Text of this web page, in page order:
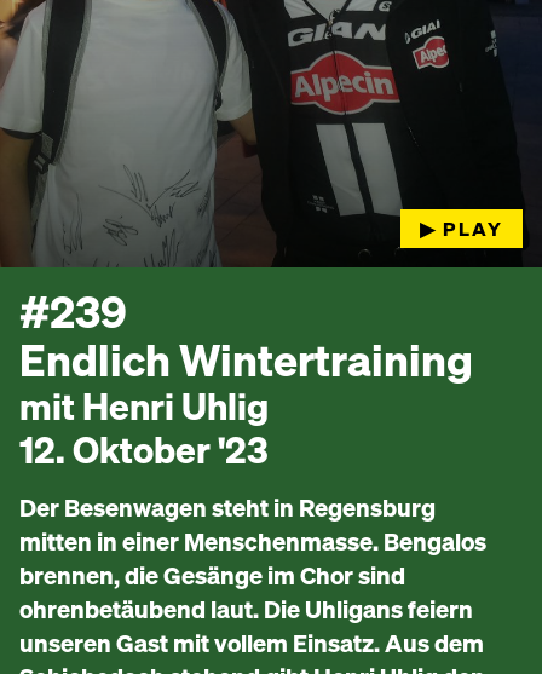
▶︎ PLAY
#239
Endlich Wintertraining
mit Henri Uhlig
12. Oktober '23
Der Besenwagen steht in Regensburg
mitten in einer Menschenmasse. Bengalos
brennen, die Gesänge im Chor sind
ohrenbetäubend laut. Die Uhligans feiern
unseren Gast mit vollem Einsatz. Aus dem